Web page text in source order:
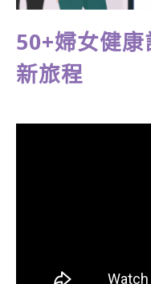
50+婦女健
新旅程